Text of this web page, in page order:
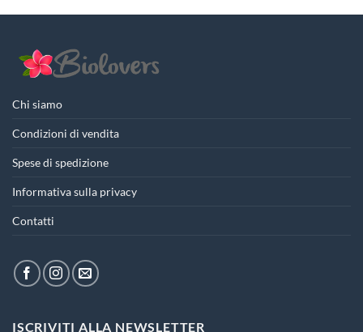
Chi siamo
Condizioni di vendita
Spese di spedizione
Informativa sulla privacy
Contatti
ISCRIVITI ALLA NEWSLETTER